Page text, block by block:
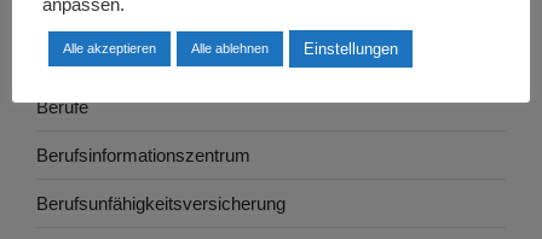
Bayern
Berlin
Berufe
Berufsinformationszentrum
Berufsunfähigkeitsversicherung
anpassen.
Alle akzeptieren Alle ablehnen Einstellungen